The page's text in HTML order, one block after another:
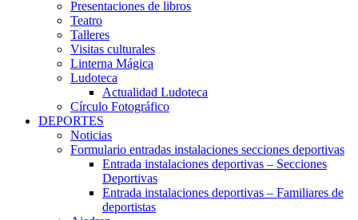
Presentaciones de libros
Teatro
Talleres
Visitas culturales
Linterna Mágica
Ludoteca
Actualidad Ludoteca
Círculo Fotográfico
DEPORTES
Noticias
Formulario entradas instalaciones secciones deportivas
Entrada instalaciones deportivas – Secciones
Deportivas
Entrada instalaciones deportivas – Familiares de
deportistas